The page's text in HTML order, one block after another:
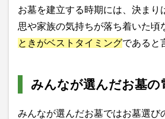
お墓を建立する時期には、決まり
思や家族の気持ちが落ち着いた頃
ときがベストタイミングであると
みんなが選んだお墓の
みんなが選んだお墓ではお墓選び